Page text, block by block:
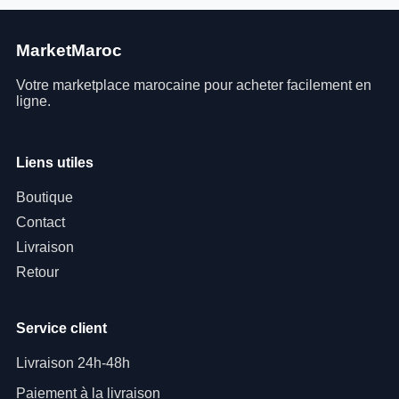
MarketMaroc
Votre marketplace marocaine pour acheter facilement en
ligne.
Liens utiles
Boutique
Contact
Livraison
Retour
Service client
Livraison 24h-48h
Paiement à la livraison